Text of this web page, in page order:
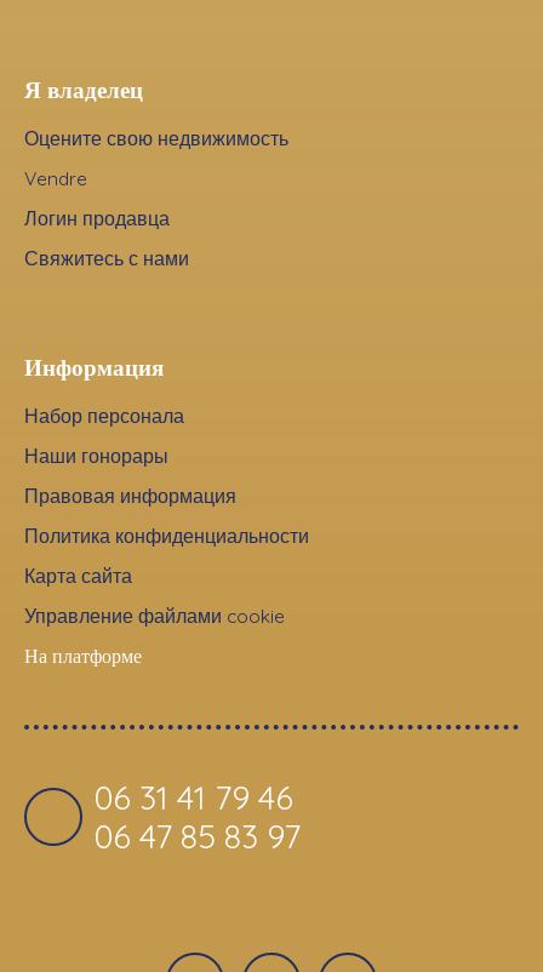
Я владелец
Оцените свою недвижимость
Vendre
Логин продавца
Свяжитесь с нами
Информация
Набор персонала
Наши гонорары
Правовая информация
Политика конфиденциальности
Карта сайта
Управление файлами cookie
На платформе
06 31 41 79 46
06 47 85 83 97